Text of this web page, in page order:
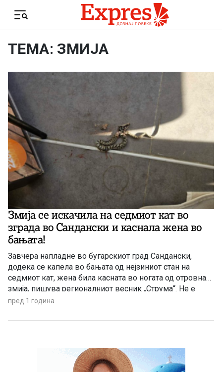
Menu
ТЕМА: ЗМИЈА
Змија се искачила на седмиот кат во
зграда во Сандански и каснала жена во
бањата!
Завчера напладне во бугарскиот град Сандански,
додека се капела во бањата од нејзиниот стан на
седмиот кат, жена била касната во ногата од отровна
змија, пишува регионалниот весник „Струма“. Не е
познато како се нашла змијата во станот, а
хоспитализирана во болницата во Петрич. Лекарите од
пред 1 година